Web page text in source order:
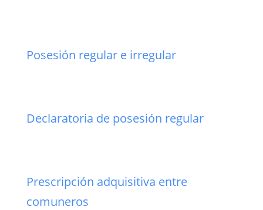
Posesión regular e irregular
Declaratoria de posesión regular
Prescripción adquisitiva entre
comuneros